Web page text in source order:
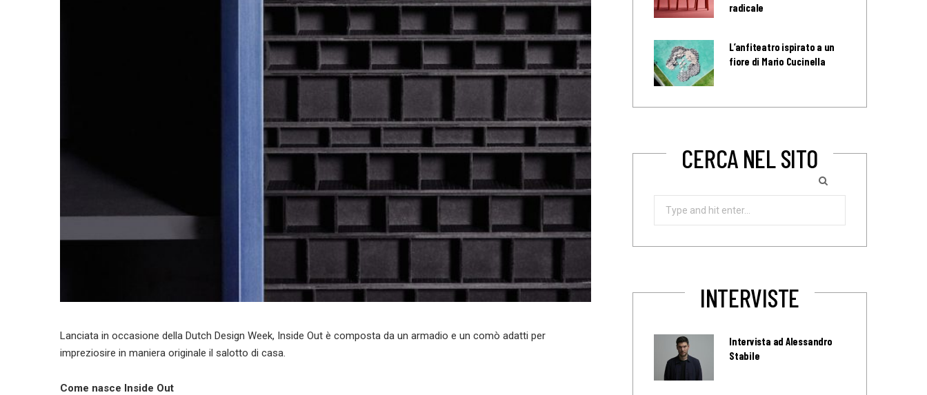
Lanciata in occasione della Dutch Design Week, Inside Out è composta da un armadio e un comò adatti per
impreziosire in maniera originale il salotto di casa.
Come nasce Inside Out
radicale
L’anfiteatro ispirato a un
fiore di Mario Cucinella
CERCA NEL SITO
Search
INTERVISTE
Intervista ad Alessandro
Stabile